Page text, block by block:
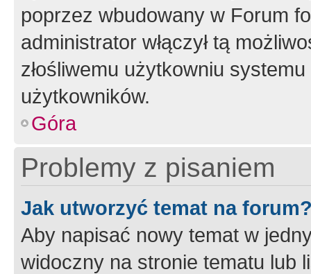
poprzez wbudowany w Forum
administrator włączył tą
złośliwemu użytkowniu
użytkowników.
Góra
Problemy z pisaniem
Jak utworzyć temat na
Aby napisać nowy temat w
widoczny na stronie tematu lub